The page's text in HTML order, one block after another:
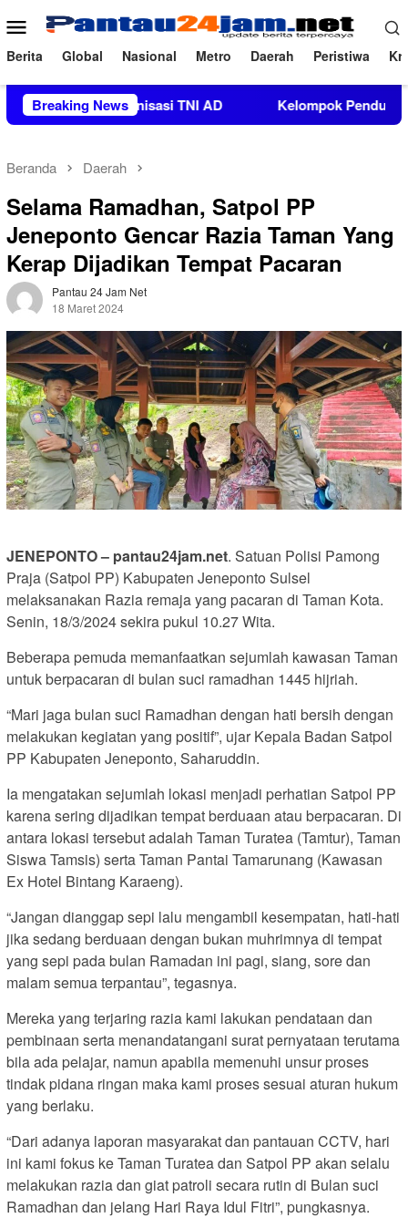
ke
konten
Menu
Mobile
Berita Global Nasional Metro Daerah Peristiwa
Breaking News
Organisasi TNI AD Kelompok Pendukung Moha
Beranda Daerah
Selama Ramadhan, Satpol PP
Jeneponto Gencar Razia Taman Yang
Kerap Dijadikan Tempat Pacaran
Pantau 24 Jam Net
18 Maret 2024
JENEPONTO – pantau24jam.net. Satuan Polisi Pamong
Praja (Satpol PP) Kabupaten Jeneponto Sulsel
melaksanakan Razia remaja yang pacaran di Taman Kota.
Senin, 18/3/2024 sekira pukul 10.27 Wita.
Beberapa pemuda memanfaatkan sejumlah kawasan Taman
untuk berpacaran di bulan suci ramadhan 1445 hijriah.
“Mari jaga bulan suci Ramadhan dengan hati bersih dengan
melakukan kegiatan yang positif”, ujar Kepala Badan Satpol
PP Kabupaten Jeneponto, Saharuddin.
Ia mengatakan sejumlah lokasi menjadi perhatian Satpol PP
karena sering dijadikan tempat berduaan atau berpacaran. Di
antara lokasi tersebut adalah Taman Turatea (Tamtur), Taman
Siswa Tamsis) serta Taman Pantai Tamarunang (Kawasan
Ex Hotel Bintang Karaeng).
“Jangan dianggap sepi lalu mengambil kesempatan, hati-hati
jika sedang berduaan dengan bukan muhrimnya di tempat
yang sepi pada bulan Ramadan ini pagi, siang, sore dan
malam semua terpantau”, tegasnya.
Mereka yang terjaring razia kami lakukan pendataan dan
pembinaan serta menandatangani surat pernyataan terutama
bila ada pelajar, namun apabila memenuhi unsur proses
tindak pidana ringan maka kami proses sesuai aturan hukum
yang berlaku.
“Dari adanya laporan masyarakat dan pantauan CCTV, hari
ini kami fokus ke Taman Turatea dan Satpol PP akan selalu
melakukan razia dan giat patroli secara rutin di Bulan suci
Ramadhan dan jelang Hari Raya Idul Fitri”, pungkasnya.